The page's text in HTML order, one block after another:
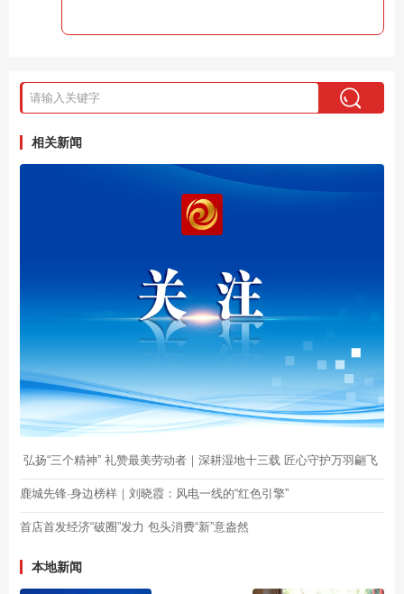
相关新闻
弘扬“三个精神” 礼赞最美劳动者｜深耕湿地十三载 匠心守护万羽翩飞
鹿城先锋·身边榜样｜刘晓霞：风电一线的“红色引擎”
首店首发经济“破圈”发力 包头消费“新”意盎然
本地新闻